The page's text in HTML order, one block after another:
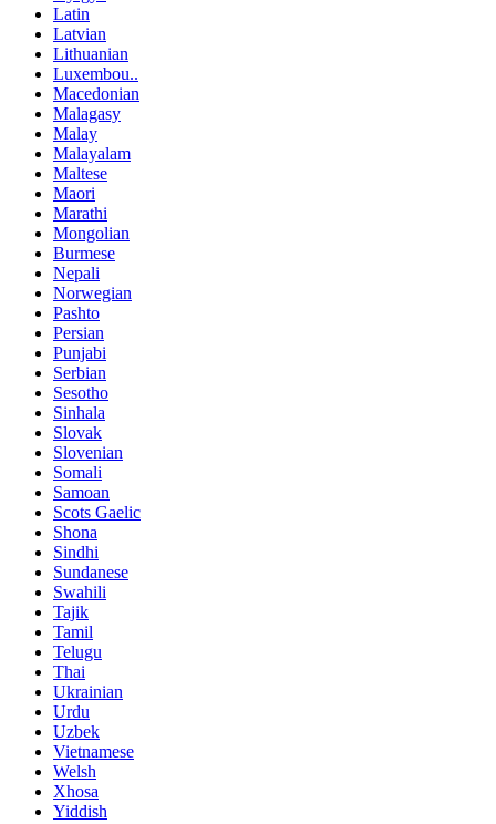
Latin
Latvian
Lithuanian
Luxembou..
Macedonian
Malagasy
Malay
Malayalam
Maltese
Maori
Marathi
Mongolian
Burmese
Nepali
Norwegian
Pashto
Persian
Punjabi
Serbian
Sesotho
Sinhala
Slovak
Slovenian
Somali
Samoan
Scots Gaelic
Shona
Sindhi
Sundanese
Swahili
Tajik
Tamil
Telugu
Thai
Ukrainian
Urdu
Uzbek
Vietnamese
Welsh
Xhosa
Yiddish